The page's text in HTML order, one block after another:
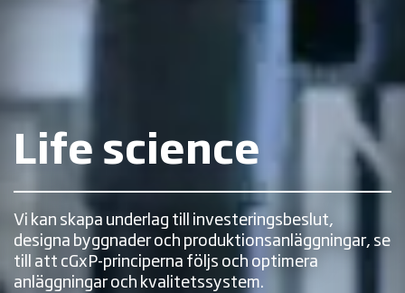
Life science
Vi kan skapa underlag till investeringsbeslut,
designa byggnader och produktionsanläggningar, se
till att cGxP-principerna följs och optimera
anläggningar och kvalitetssystem.